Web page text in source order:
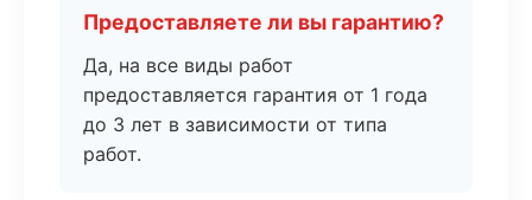
Предоставляете ли вы гарантию?
Да, на все виды работ
предоставляется гарантия от 1 года
до 3 лет в зависимости от типа
работ.